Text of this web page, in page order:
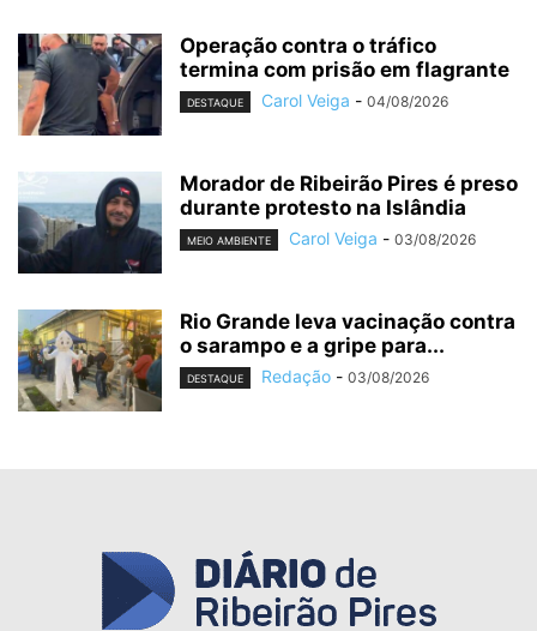
Operação contra o tráfico
termina com prisão em flagrante
DESTAQUE Carol Veiga - 04/08/2026
Morador de Ribeirão Pires é preso
durante protesto na Islândia
MEIO AMBIENTE Carol Veiga - 03/08/2026
Rio Grande leva vacinação contra
o sarampo e a gripe para...
DESTAQUE Redação - 03/08/2026